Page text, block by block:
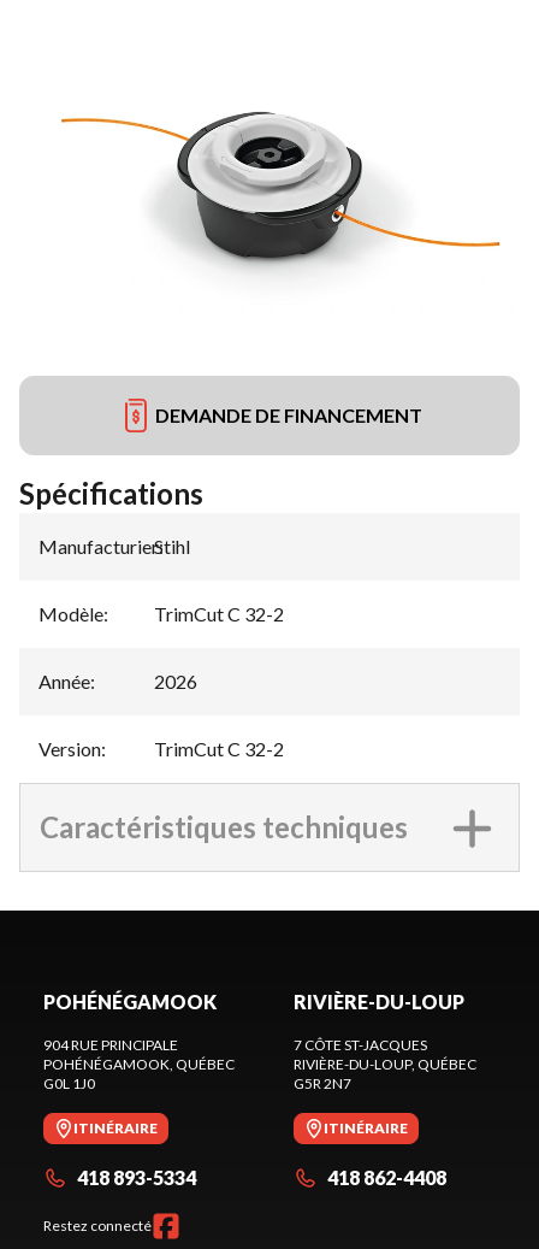
DEMANDE DE FINANCEMENT
Spécifications
Manufacturier:
Stihl
Modèle: TrimCut C 32-2
Année: 2026
Version: TrimCut C 32-2
Caractéristiques techniques
POHÉNÉGAMOOK
904 RUE PRINCIPALE
POHÉNÉGAMOOK, QUÉBEC
G0L 1J0
ITINÉRAIRE
418 893-5334
Restez connecté
RIVIÈRE-DU-LOUP
7 CÔTE ST-JACQUES
RIVIÈRE-DU-LOUP, QUÉBEC
G5R 2N7
ITINÉRAIRE
418 862-4408